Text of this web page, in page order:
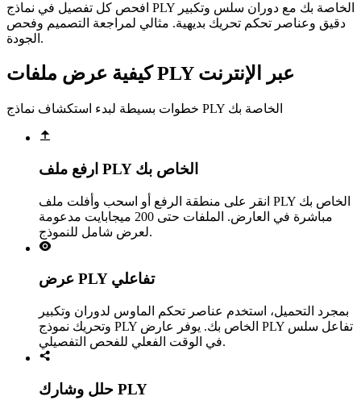
افحص كل تفصيل في نماذج PLY الخاصة بك مع دوران سلس وتكبير
دقيق وعناصر تحكم تحريك بديهية. مثالي لمراجعة التصميم وفحص
الجودة.
كيفية عرض ملفات PLY عبر الإنترنت
خطوات بسيطة لبدء استكشاف نماذج PLY الخاصة بك
ارفع ملف PLY الخاص بك
انقر على منطقة الرفع أو اسحب وأفلت ملف PLY الخاص بك
مباشرة في العارض. الملفات حتى 200 ميجابايت مدعومة
لعرض شامل للنموذج.
عرض PLY تفاعلي
بمجرد التحميل، استخدم عناصر تحكم الماوس لدوران وتكبير
وتحريك نموذج PLY الخاص بك. يوفر عارض PLY تفاعل سلس
في الوقت الفعلي للفحص التفصيلي.
حلل وشارك PLY